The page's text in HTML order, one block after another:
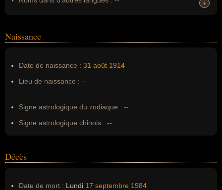
Nom de famille :Basehart
+
+
Naissance
Date de naissance : 31 août 1914
Lieu de naissance : --
Signe astrologique du zodiaque : --
Signe astrologique chinois : --
Décès
Date de mort : Lundi 17 septembre 1984